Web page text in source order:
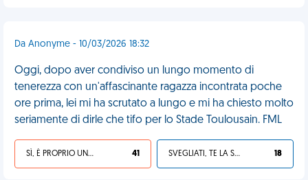
Da Anonyme - 10/03/2026 18:32
Oggi, dopo aver condiviso un lungo momento di
tenerezza con un'affascinante ragazza incontrata poche
ore prima, lei mi ha scrutato a lungo e mi ha chiesto molto
seriamente di dirle che tifo per lo Stade Toulousain. FML
SÌ, È PROPRIO UNA VDM! 41 SVEGLIATI, TE LA SEI CERCATA! 18